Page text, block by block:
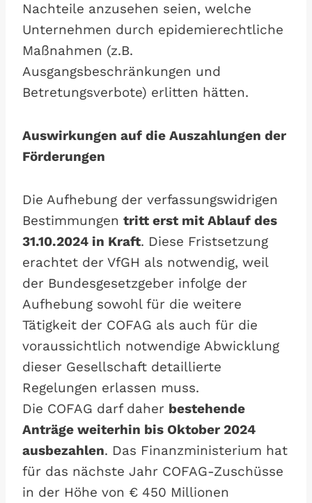
Nachteile anzusehen seien, welche
Unternehmen durch epidemierechtliche
Maßnahmen (z.B.
Ausgangsbeschränkungen und
Betretungsverbote) erlitten hätten.
Auswirkungen auf die Auszahlungen der
Förderungen
Die Aufhebung der verfassungswidrigen
Bestimmungen tritt erst mit Ablauf des
31.10.2024 in Kraft. Diese Fristsetzung
erachtet der VfGH als notwendig, weil
der Bundesgesetzgeber infolge der
Aufhebung sowohl für die weitere
Tätigkeit der COFAG als auch für die
voraussichtlich notwendige Abwicklung
dieser Gesellschaft detaillierte
Regelungen erlassen muss.
Die COFAG darf daher bestehende
Anträge weiterhin bis Oktober 2024
ausbezahlen. Das Finanzministerium hat
für das nächste Jahr COFAG-Zuschüsse
in der Höhe von € 450 Millionen